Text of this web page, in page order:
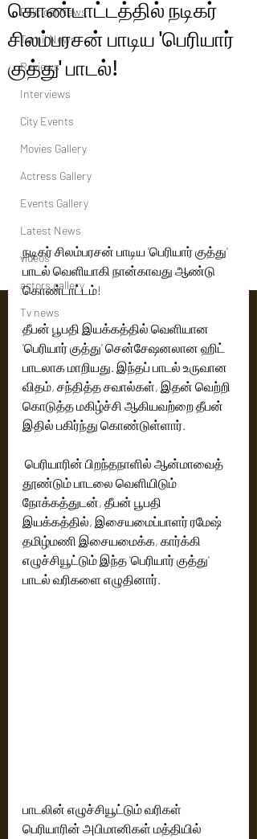
Political News
Tamil News
Reviews
Interviews
City Events
Movies Gallery
Actress Gallery
Events Gallery
Latest News
videos
actors gallery
Tv news
கொண்டாட்டத்தில் நடிகர்
சிலம்பரசன் பாடிய 'பெரியார்
குத்து' பாடல்!
நடிகர் சிலம்பரசன் பாடிய 'பெரியார் குத்து'
பாடல் வெளியாகி நான்காவது ஆண்டு
கொண்டாட்டம்!
தீபன் பூபதி இயக்கத்தில் வெளியான
'பெரியார் குத்து' சென்சேஷனலான ஹிட்
பாடலாக மாறியது. இந்தப் பாடல் உருவான
விதம், சந்தித்த சவால்கள், இதன் வெற்றி
கொடுத்த மகிழ்ச்சி ஆகியவற்றை தீபன்
இதில் பகிர்ந்து கொண்டுள்ளார்.
தூண்டும் பாடலை வெளியிடும்
நோக்கத்துடன், தீபன் பூபதி
இயக்கத்தில், இசையமைப்பாளர் ரமேஷ்
தமிழ்மணி இசையமைக்க, கார்க்கி
எழுச்சியூட்டும் இந்த 'பெரியார் குத்து'
பாடல் வரிகளை எழுதினார்.
பாடலின் எழுச்சியூட்டும் வரிகள்
பெரியாரின் அபிமானிகள் மத்தியில்